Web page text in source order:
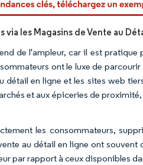
les Magasins de Vente au
de l'ampleur, car il est
ont le luxe de
détail en ligne et les sites web
et aux épiceries de
les consommateurs,
au détail en ligne ont
par rapport à ceux disponibles